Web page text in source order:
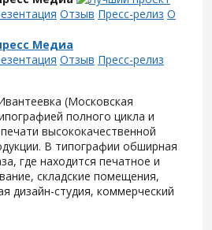
Отзыв Пресс-релиз О
Медиа
Отзыв Пресс-релиз
(Московская
полного цикла и
высококачественной
В типографии обширная
где находится печатное и
складские помещения,
дизайн-студия, коммерческий